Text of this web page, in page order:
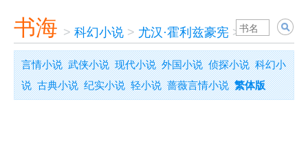
书海 > 科幻小说 > 尤汉·霍利兹豪宪 >豚鼠特鲁勒
言情小说 武侠小说 现代小说 外国小说 侦探小说 科幻小
说 古典小说 纪实小说 轻小说 蔷薇言情小说 繁体版